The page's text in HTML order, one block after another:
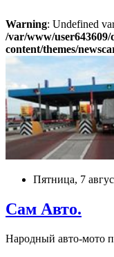
Warning: Undefined
/var/www/
content/themes/
Перейти
содержимому
Пятница, 7
Сам Авто.
Народный авто-мото